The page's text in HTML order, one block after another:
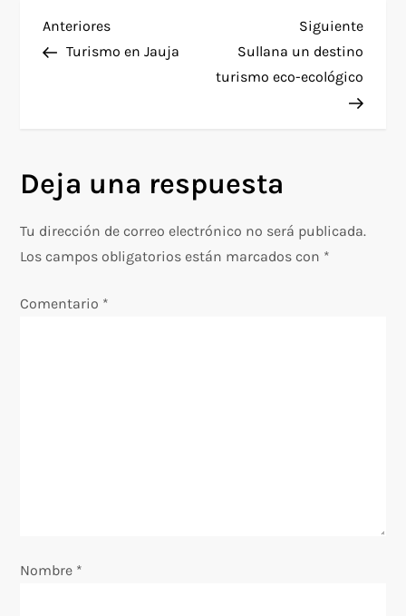
N
g
a
n
Entrada
anterior
Anteriores
Turismo en Jauja
Siguiente
Sullana un destino
turismo eco-ecológico
Deja una respuesta
Tu dirección de correo electrónico no será publicada.
Los campos obligatorios están marcados con *
Comentario *
Nombre *